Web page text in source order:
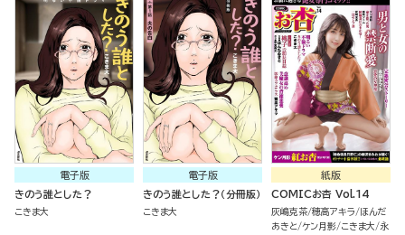
電子版
きのう誰とした？
こきま大
電子版
きのう誰とした？（分冊版）
こきま大
紙版
COMICお杏 Vol.14
灰嶋克茶 穂高アキラ
ほんだ
あきと ケン月影 こきま大
永